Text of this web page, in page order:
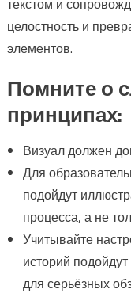
целостность и
элементов.
Помните о
принципах:
Визуал должен
Для
подойдут
процесса, а не
Учитывайте
историй
для серьёзных